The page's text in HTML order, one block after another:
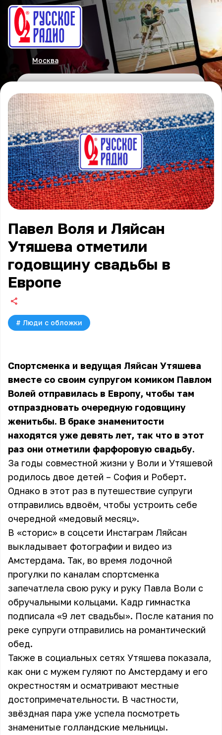
Москва
Павел Воля и Ляйсан
Утяшева отметили
годовщину свадьбы в
Европе
# Люди с обложки
Спортсменка и ведущая Ляйсан Утяшева
вместе со своим супругом комиком Павлом
Волей отправилась в Европу, чтобы там
отпраздновать очередную годовщину
женитьбы. В браке знаменитости
находятся уже девять лет, так что в этот
раз они отметили фарфоровую свадьбу.
За годы совместной жизни у Воли и Утяшевой
родилось двое детей – София и Роберт.
Однако в этот раз в путешествие супруги
отправились вдвоём, чтобы устроить себе
очередной «медовый месяц».
В «сторис» в соцсети Инстаграм Ляйсан
выкладывает фотографии и видео из
Амстердама. Так, во время лодочной
прогулки по каналам спортсменка
запечатлела свою руку и руку Павла Воли с
обручальными кольцами. Кадр гимнастка
подписала «9 лет свадьбы». После катания по
реке супруги отправились на романтический
обед.
Также в социальных сетях Утяшева показала,
как они с мужем гуляют по Амстердаму и его
окрестностям и осматривают местные
достопримечательности. В частности,
звёздная пара уже успела посмотреть
знаменитые голландские мельницы.